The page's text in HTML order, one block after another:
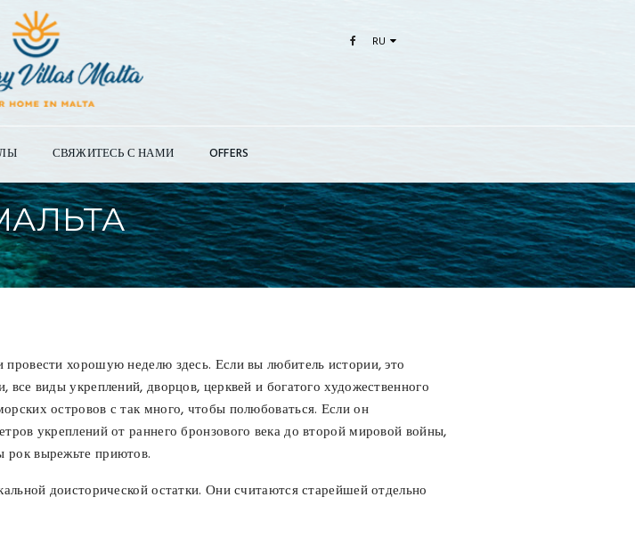
RU
СВЯЖИТЕСЬ С НАМИ OFFERS
хорошую неделю здесь. Если вы любитель истории, это
виды укреплений, дворцов, церквей и богатого художественного
островов с так много, чтобы полюбоваться. Если он
укреплений от раннего бронзового века до второй мировой войны,
рок вырежьте приютов.
доисторической остатки. Они считаются старейшей отдельно